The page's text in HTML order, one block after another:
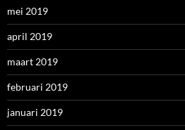
mei 2019
april 2019
maart 2019
februari 2019
januari 2019